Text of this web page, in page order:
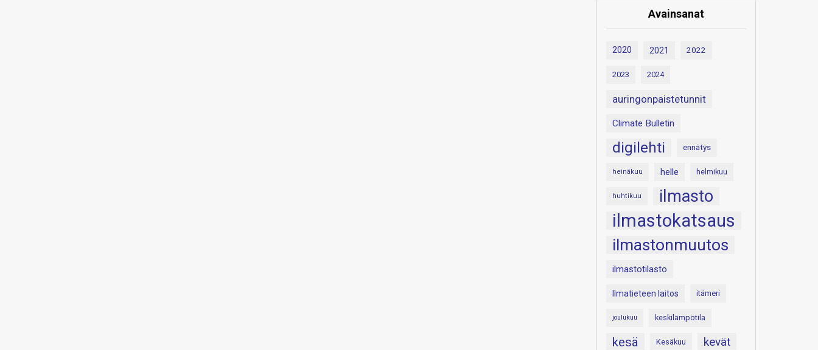
Avainsanat
2020 2021 2022
2023 2024
auringonpaistetunnit
Climate Bulletin
digilehti ennätys
heinäkuu helle helmikuu
huhtikuu ilmasto
ilmastokatsaus
ilmastonmuutos
ilmastotilasto
Ilmatieteen laitos itämeri
joulukuu keskilämpötila
kesä Kesäkuu kevät